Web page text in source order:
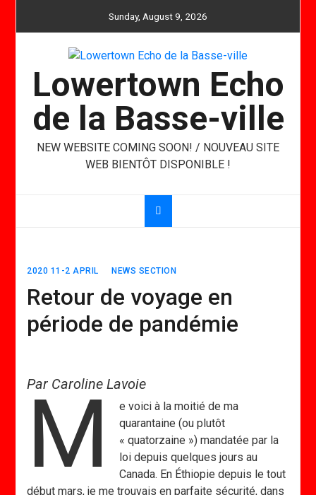
Sunday, August 9, 2026
Lowertown Echo
de la Basse-ville
NEW WEBSITE COMING SOON! / NOUVEAU SITE
WEB BIENTÔT DISPONIBLE !
2020 11-2 APRIL NEWS SECTION
Retour de voyage en
période de pandémie
Par Caroline Lavoie
M
e voici à la moitié de ma
quarantaine (ou plutôt
« quatorzaine ») mandatée par la
loi depuis quelques jours au
Canada. En Éthiopie depuis le tout
début mars, je me trouvais en parfaite sécurité, dans